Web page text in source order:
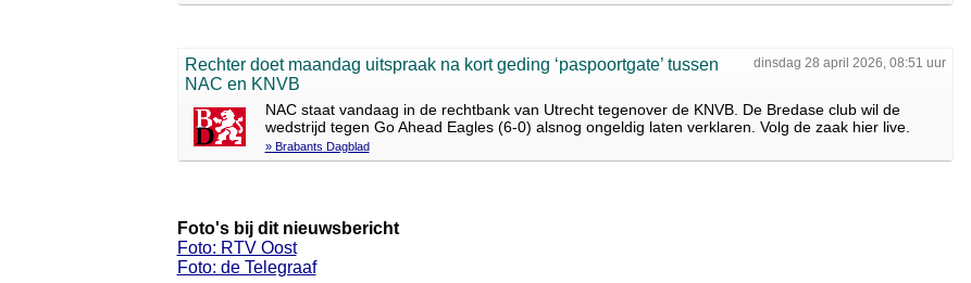
dinsdag 28 april 2026, 08:51 uur
Rechter doet maandag uitspraak na kort geding ‘paspoortgate’ tussen
NAC en KNVB
NAC staat vandaag in de rechtbank van Utrecht tegenover de KNVB. De Bredase club wil de
wedstrijd tegen Go Ahead Eagles (6-0) alsnog ongeldig laten verklaren. Volg de zaak hier live.
» Brabants Dagblad
Foto's bij dit nieuwsbericht
Foto: RTV Oost
Foto: de Telegraaf